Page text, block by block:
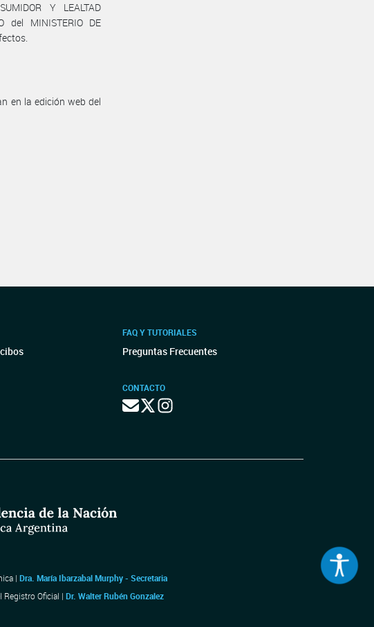
Y LEALTAD
del MINISTERIO DE
en la edición web del
FAQ Y TUTORIALES
Preguntas Frecuentes
CONTACTO
| Dra. María Ibarzabal Murphy - Secretaria
Registro Oficial | Dr. Walter Rubén Gonzalez